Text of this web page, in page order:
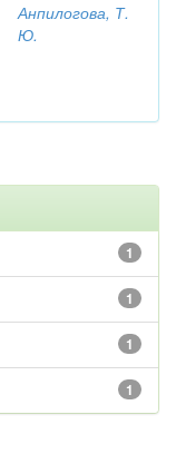
Анпилогова, Т.
Ю.
1
1
1
1